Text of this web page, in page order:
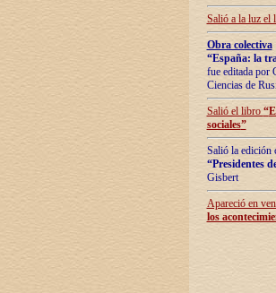
Salió a la luz el
Obra colectiva
“España: la
fue editada por
Ciencias de
Salió el libro “
sociales”
Salió la edición
“Presidentes
Gisbert
Apareció en
los